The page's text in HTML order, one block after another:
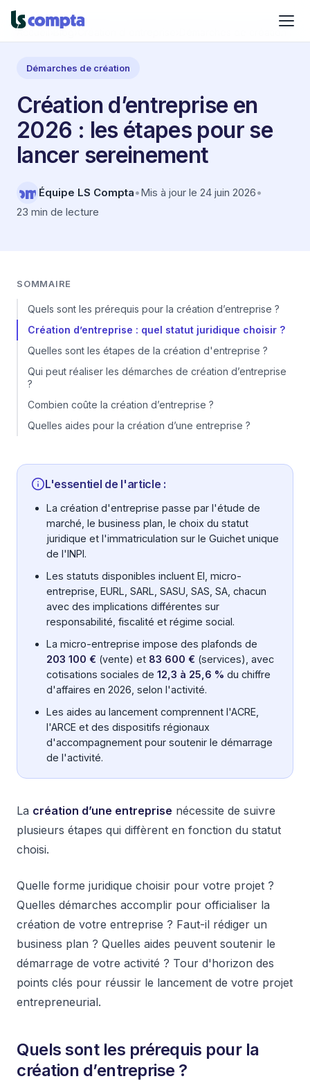
Accueil Blog
Démarches de création
Création d’entreprise en
2026 : les étapes pour se
lancer sereinement
Équipe LS Compta•Mis à jour le 24 juin 2026•
23 min de lecture
SOMMAIRE
Quels sont les prérequis pour la création d’entreprise ?
Création d’entreprise : quel statut juridique choisir ?
Quelles sont les étapes de la création d'entreprise ?
Qui peut réaliser les démarches de création d’entreprise
?
Combien coûte la création d’entreprise ?
Quelles aides pour la création d’une entreprise ?
L'essentiel de l'article :
La création d'entreprise passe par l'étude de
marché, le business plan, le choix du statut
juridique et l'immatriculation sur le Guichet unique
de l'INPI.
Les statuts disponibles incluent EI, micro-
entreprise, EURL, SARL, SASU, SAS, SA, chacun
avec des implications différentes sur
responsabilité, fiscalité et régime social.
La micro-entreprise impose des plafonds de
203 100 € (vente) et 83 600 € (services), avec
cotisations sociales de 12,3 à 25,6 % du chiffre
d'affaires en 2026, selon l'activité.
Les aides au lancement comprennent l'ACRE,
l'ARCE et des dispositifs régionaux
d'accompagnement pour soutenir le démarrage
de l'activité.
La création d’une entreprise nécessite de suivre
plusieurs étapes qui diffèrent en fonction du statut
choisi.
Quelle forme juridique choisir pour votre projet ?
Quelles démarches accomplir pour officialiser la
création de votre entreprise ? Faut-il rédiger un
business plan ? Quelles aides peuvent soutenir le
démarrage de votre activité ? Tour d'horizon des
points clés pour réussir le lancement de votre projet
entrepreneurial.
Quels sont les prérequis pour la
création d’entreprise ?